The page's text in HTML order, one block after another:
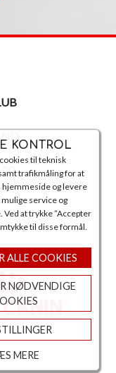
KONTROL
til teknisk
trafikmåling for at
og levere
service og
at trykke ”Accepter
til disse formål.
ALLE COOKIES
NØDVENDIGE
MERE
00